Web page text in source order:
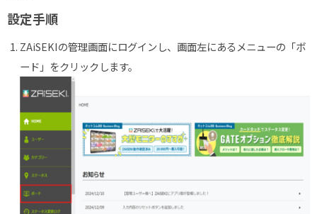
設定手順
ZAiSEKIの管理画面にログインし、画面左にあるメニューの「ボ
ード」をクリックします。